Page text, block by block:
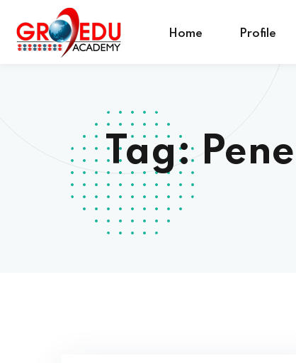
Home Profile
Tag: